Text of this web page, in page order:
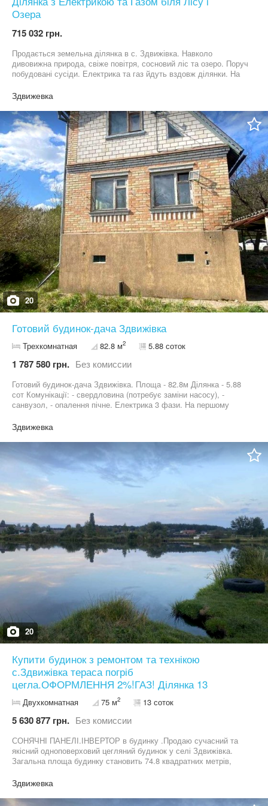
Озера
715 032 грн.
Продається земельна ділянка в с. Здвижівка. Навколо
дивовижна природа, свіже повітря, сосновий ліс та озеро. Поруч
побудовані сусіди. Електрика та газ йдуть вздовж ділянки. На
Ділянка рівна. Складається з 4 окремих ділянок: 2 для
будівництва (24.98 соток) та 2 для с/г (5.12 соток). За потреби
можу надати відеоогляд ділянки. БЕЗ комісії!
Здвижевка
20
Готовий будинок-дача Здвижівка
Трехкомнатная 82.8 м2 5.88 соток
1 787 580 грн. Без комиссии
Готовий будинок-дача Здвижівка. Площа - 82.8м Ділянка - 5.88
сот Комунікації: - свердловина (потребує заміни насосу), -
санвузол, - опалення пічне. Електрика 3 фази. На першому
Цокольний поверх гараж і дві кімнати, можна використовувати
для збереження речей або зробити житлові кімнати або баня.
Телефонуйте, домовимось про перегляд
Здвижевка
20
Купити будинок з ремонтом та технікою
с.Здвижівка тераса погріб
цегла.ОФОРМЛЕННЯ 2%!ГАЗ! Ділянка 13
Двухкомнатная 75 м2 13 соток
5 630 877 грн. Без комиссии
СОНЯЧНІ ПАНЕЛІ.ІНВЕРТОР в будинку .Продаю сучасний та
якісний одноповерховий цегляний будинок у селі Здвижівка.
Загальна площа будинку становить 74.8 квадратних метрів,
квадратних метрів. Також є простора затишна тераса площею 21
квадратний метр для відпочинку на свіжому повітрі. Будинок
розташований на великій приватизованій земельній ділянці
Здвижевка